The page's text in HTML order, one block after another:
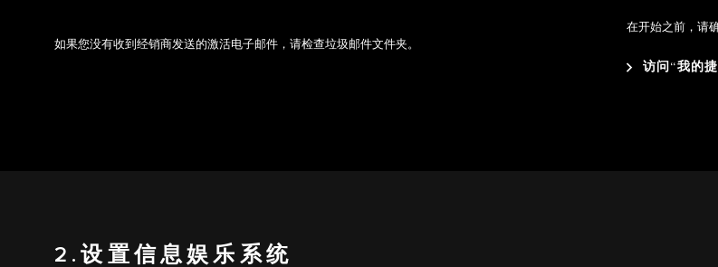
如果您没有收到经销商发送的激活电子邮件，请检查垃圾邮件文件夹。
在开始之前，请
访问“我的
2.设置信息娱乐系统